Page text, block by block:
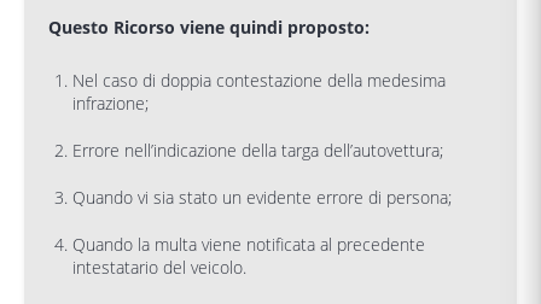
Questo Ricorso viene quindi proposto:
Nel caso di doppia contestazione della medesima
infrazione;
Errore nell’indicazione della targa dell’autovettura;
Quando vi sia stato un evidente errore di persona;
Quando la multa viene notificata al precedente
intestatario del veicolo.